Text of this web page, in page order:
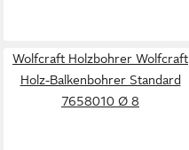
Wolfcraft Holzbohrer Wolfcraft
Holz-Balkenbohrer Standard
7658010 Ø 8